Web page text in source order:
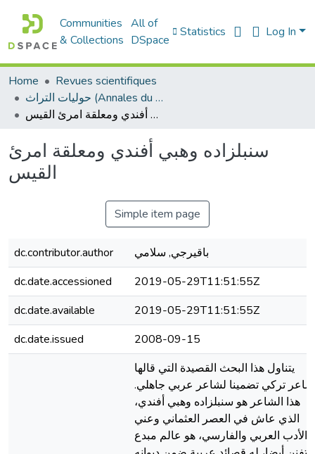
Communities
& Collections
All of
DSpace
Statistics Log In
Home
Revues scientifiques
حوليات التراث (Annales du patrimoine)
سنبلزاده وهبي أفندي ومعلقة امرئ القيس
سنبلزاده وهبي أفندي ومعلقة امرئ
القيس
Simple item page
dc.contributor.author
باقيرجي, سلامي
dc.date.accessioned
2019-05-29T11:51:55Z
dc.date.available
2019-05-29T11:51:55Z
dc.date.issued
2008-09-15
يتناول هذا البحث القصيدة التي قالها
شاعر تركي تضمينا لشاعر عربي جاهلي.
هذا الشاعر هو سنبلزاده وهبي أفندي،
الذي عاش في العصر العثماني وعني
الأدب العربي والفارسي، هو عالم مبدع